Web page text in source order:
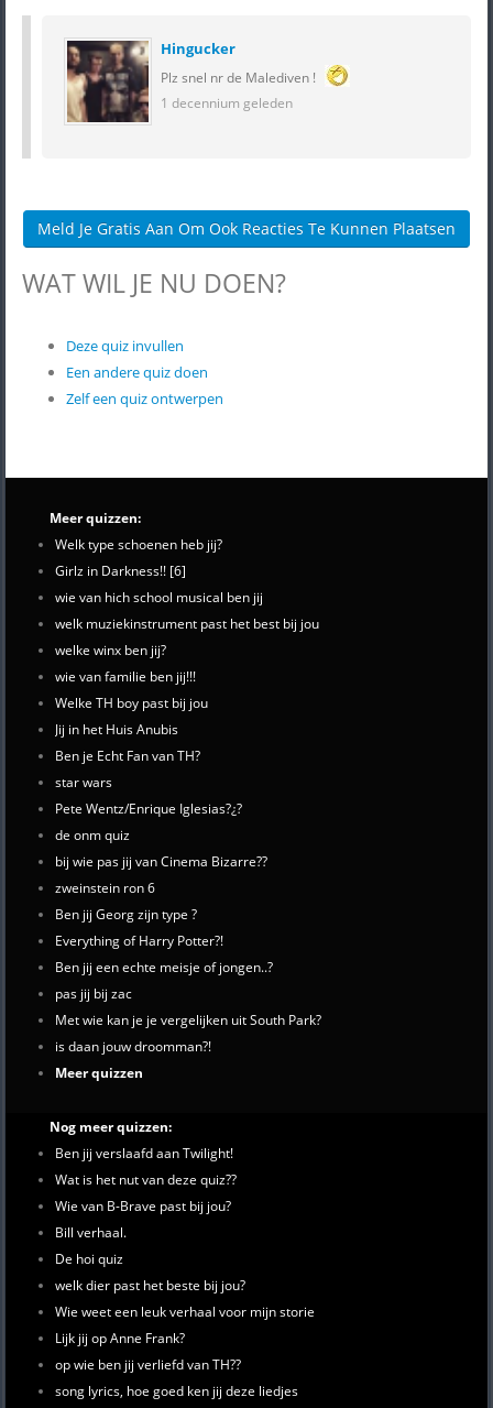
Hingucker
Plz snel nr de Malediven !
1 decennium geleden
Meld Je Gratis Aan Om Ook Reacties Te Kunnen Plaatsen
WAT WIL JE NU DOEN?
Deze quiz invullen
Een andere quiz doen
Zelf een quiz ontwerpen
Meer quizzen:
Welk type schoenen heb jij?
Girlz in Darkness!! [6]
wie van hich school musical ben jij
welk muziekinstrument past het best bij jou
welke winx ben jij?
wie van familie ben jij!!!
Welke TH boy past bij jou
Jij in het Huis Anubis
Ben je Echt Fan van TH?
star wars
Pete Wentz/Enrique Iglesias?¿?
de onm quiz
bij wie pas jij van Cinema Bizarre??
zweinstein ron 6
Ben jij Georg zijn type ?
Everything of Harry Potter?!
Ben jij een echte meisje of jongen..?
pas jij bij zac
Met wie kan je je vergelijken uit South Park?
is daan jouw droomman?!
Meer quizzen
Nog meer quizzen:
Ben jij verslaafd aan Twilight!
Wat is het nut van deze quiz??
Wie van B-Brave past bij jou?
Bill verhaal.
De hoi quiz
welk dier past het beste bij jou?
Wie weet een leuk verhaal voor mijn storie
Lijk jij op Anne Frank?
op wie ben jij verliefd van TH??
song lyrics, hoe goed ken jij deze liedjes